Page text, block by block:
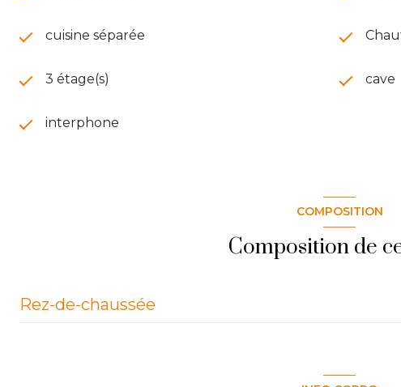
cuisine séparée
3 étage(s) cave
interphone
COMPOSITION
Composition de
Rez-de-chaussée